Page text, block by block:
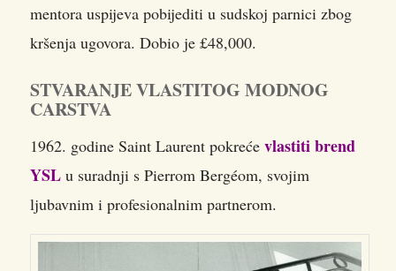
mentora uspijeva pobijediti u sudskoj parnici zbog
kršenja ugovora. Dobio je £48,000.
STVARANJE VLASTITOG MODNOG
CARSTVA
1962. godine Saint Laurent pokreće vlastiti brend
YSL u suradnji s Pierrom Bergéom, svojim
ljubavnim i profesionalnim partnerom.